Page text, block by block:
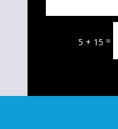
5 + 15 =